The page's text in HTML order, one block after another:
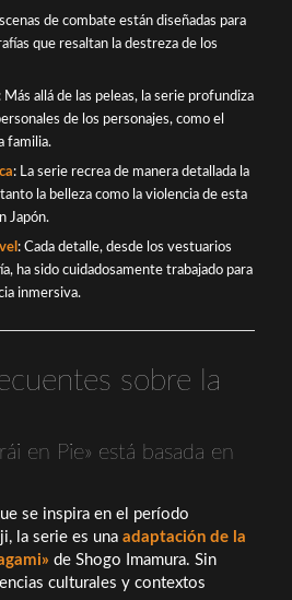
de combate están diseñadas para
que resaltan la destreza de los
: Más allá de las peleas, la serie profundiza
de los personajes, como el
familia.
: La serie recrea de manera detallada la
la belleza como la violencia de esta
Japón.
: Cada detalle, desde los vestuarios
ha sido cuidadosamente trabajado para
inmersiva.
sobre la
en Pie» está basada en
se inspira en el período
la serie es una adaptación de la
de Shogo Imamura. Sin
culturales y contextos